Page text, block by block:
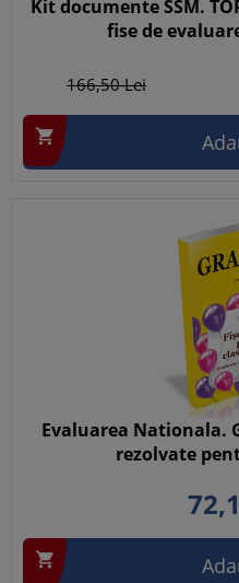
Kit documente SSM.
fise de
166,50Lei

Evaluarea Nationala.
rezolvate
72,
